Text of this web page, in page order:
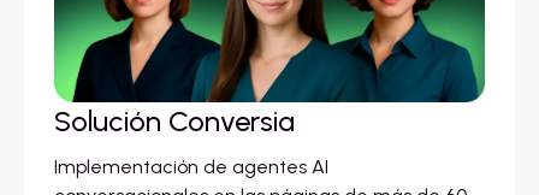
Solución Conversia
Implementación de agentes AI